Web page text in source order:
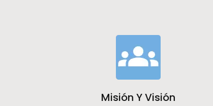
Misión Y Visión